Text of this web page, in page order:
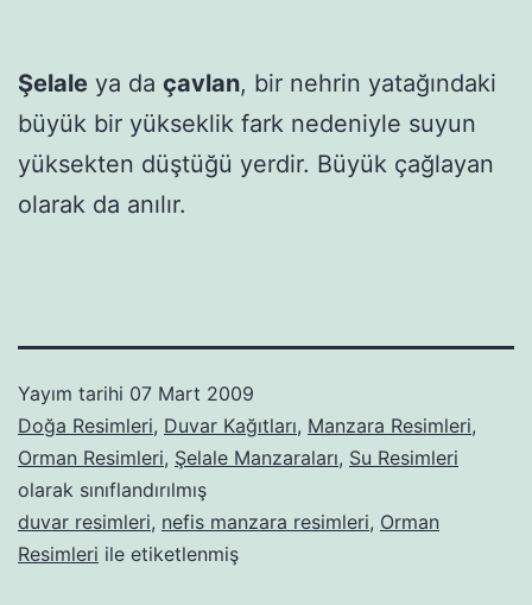
Şelale ya da çavlan, bir nehrin yatağındaki
büyük bir yükseklik fark nedeniyle suyun
yüksekten düştüğü yerdir. Büyük çağlayan
olarak da anılır.
Yayım tarihi 07 Mart 2009
Doğa Resimleri, Duvar Kağıtları, Manzara Resimleri,
Orman Resimleri, Şelale Manzaraları, Su Resimleri
olarak sınıflandırılmış
duvar resimleri, nefis manzara resimleri, Orman
Resimleri ile etiketlenmiş